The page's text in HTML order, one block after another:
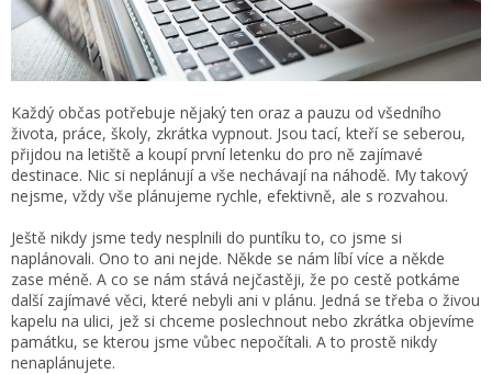
Každý občas potřebuje nějaký ten oraz a pauzu od všedního
života, práce, školy, zkrátka vypnout. Jsou tací, kteří se seberou,
přijdou na letiště a koupí první letenku do pro ně zajímavé
destinace. Nic si neplánují a vše nechávají na náhodě. My takový
nejsme, vždy vše plánujeme rychle, efektivně, ale s rozvahou.
Ještě nikdy jsme tedy nesplnili do puntíku to, co jsme si
naplánovali. Ono to ani nejde. Někde se nám líbí více a někde
zase méně. A co se nám stává nejčastěji, že po cestě potkáme
další zajímavé věci, které nebyli ani v plánu. Jedná se třeba o živou
kapelu na ulici, jež si chceme poslechnout nebo zkrátka objevíme
památku, se kterou jsme vůbec nepočítali. A to prostě nikdy
nenaplánujete.